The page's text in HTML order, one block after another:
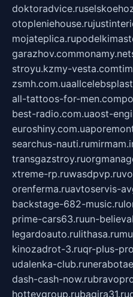
doktoradvice.ru
otopleniehouse.ru
mojateplica.ru
garazhov.commonamy.net
stroyu.kzmy-vesta.com
zsmh.com.ua
all-tattoos-for-men.com
best-radio.com.uaost-
euroshiny.com.ua
searchus-nauti.ru
transgazstroy.ru
xtreme-rp.ruwasdpvp.ru
orenferma.ruavtoservis-
backstage-682-music.ru
prime-cars63.ruun-
legardoauto.rulithasa.ru
kinozadrot-3.ruqr-plus-
udalenka-club.ru
dash-cash-now.ru
hotteygroup.rubagira31.ru